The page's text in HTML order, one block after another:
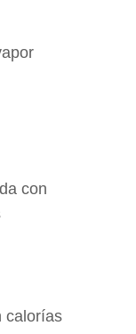
con
calorías